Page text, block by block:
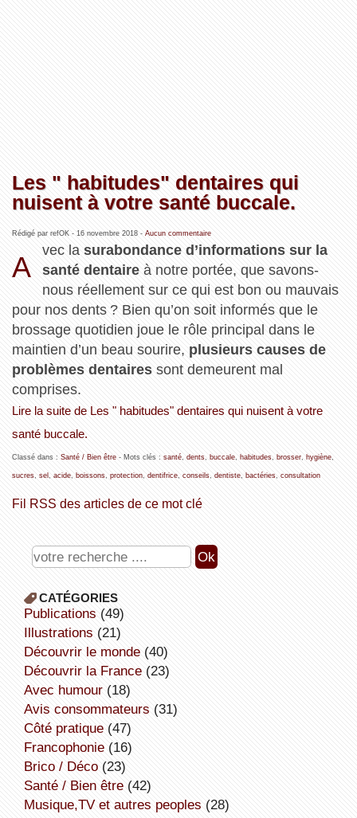
Les " habitudes" dentaires qui
nuisent à votre santé buccale.
Rédigé par refOK - 16 novembre 2018- Aucun commentaire
A
vec lasurabondance d’informations sur la
santé dentaire à notre portée, que savons-
nous réellement sur ce qui est bon ou mauvais
pour nos dents ? Bien qu’on soit informés que le
brossage quotidien joue le rôle principal dans le
maintien d’un beau sourire, plusieurs causes de
problèmes dentairessont demeurent mal
comprises.
Lire la suite de Les " habitudes" dentaires qui nuisent à votre
santé buccale.
Classé dans : Santé / Bien être- Mots clés : santé, dents, buccale, habitudes, brosser, hygiène,
sucres, sel acide, boissons, protection, dentifrice, conseils, dentiste, bactéries, consultation
Fil RSS des articles de ce mot clé
CATÉGORIES
publications (49)
illustrations (21)
découvrir le monde(40)
découvrir la France(23)
avec humour(18)
avis consommateurs (31)
côté pratique(47)
Francophonie(16)
Brico / Déco(23)
Santé / Bien être(42)
Musique,TV et autres peoples (28)